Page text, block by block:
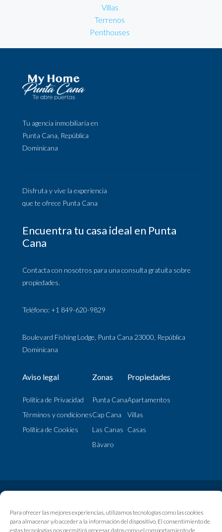
Para ofrecer las mejores experiencias, utilizamos tecnologías como las cookies
para almacenar y/o acceder a la información del dispositivo. El consentimiento de
estas tecnologías nos permitirá procesar datos como el comportamiento de
Villas
Terrenos
Penthouses
Tu agencia inmobiliaria en
Punta Cana, República
Dominicana
Disfruta y vive la experiencia
que te ofrece Punta Cana
Encuentra tu casa ideal en Punta
Cana
Contacta con nosotros para una consulta gratuita sobre
propiedades.
Teléfono: +1 849-620-9829
Boulevard Fishing Lodge, Punta Cana 23000, República
Dominicana
Aviso legal
Política de Privacidad
Términos y condiciones
Política de Cookies
Zonas
Punta Cana
Cap Cana
Las Canas
Bávaro
Propiedades
Apartamentos
Villas
Casas
© My Home Punta Cana | 2024 Todos los Derechos Reservados